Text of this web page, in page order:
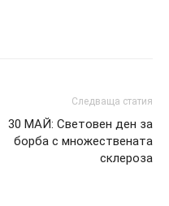
Следваща статия
30 МАЙ: Световен ден за
борба с множествената
склероза